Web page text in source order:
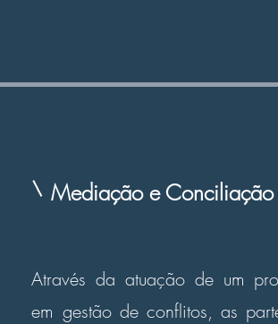
Mediação e Conciliação
Através da atuação de um
em gestão de conflitos, as